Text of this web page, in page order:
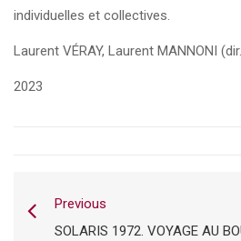
individuelles et collectives.
Laurent VÉRAY, Laurent MANNONI
2023
Previous
SOLARIS 1972. VOYAGE AU